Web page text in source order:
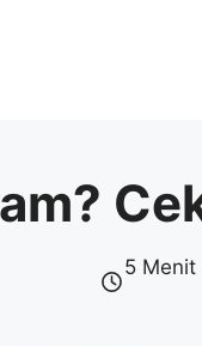
5 Menit